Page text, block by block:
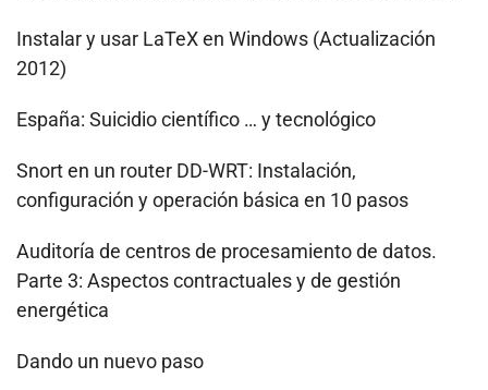
Instalar y usar LaTeX en Windows (Actualización
2012)
España: Suicidio científico … y tecnológico
Snort en un router DD-WRT: Instalación,
configuración y operación básica en 10 pasos
Auditoría de centros de procesamiento de datos.
Parte 3: Aspectos contractuales y de gestión
energética
Dando un nuevo paso